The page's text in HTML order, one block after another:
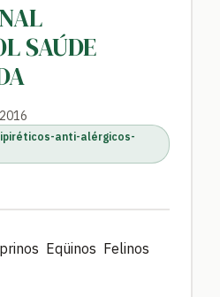
SAÚDE
anti-alérgicos-
Eqüinos Felinos